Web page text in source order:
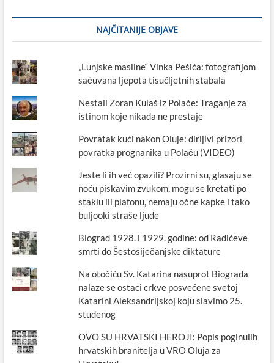
NAJČITANIJE OBJAVE
„Lunjske masline“ Vinka Pešića: fotografijom
sačuvana ljepota tisućljetnih stabala
Nestali Zoran Kulaš iz Polače: Traganje za
istinom koje nikada ne prestaje
Povratak kući nakon Oluje: dirljivi prizori
povratka prognanika u Polaču (VIDEO)
Jeste li ih već opazili? Prozirni su, glasaju se
noću piskavim zvukom, mogu se kretati po
staklu ili plafonu, nemaju očne kapke i tako
buljooki straše ljude
Biograd 1928. i 1929. godine: od Radićeve
smrti do Šestosiječanjske diktature
Na otočiću Sv. Katarina nasuprot Biograda
nalaze se ostaci crkve posvećene svetoj
Katarini Aleksandrijskoj koju slavimo 25.
studenog
OVO SU HRVATSKI HEROJI: Popis poginulih
hrvatskih branitelja u VRO Oluja za